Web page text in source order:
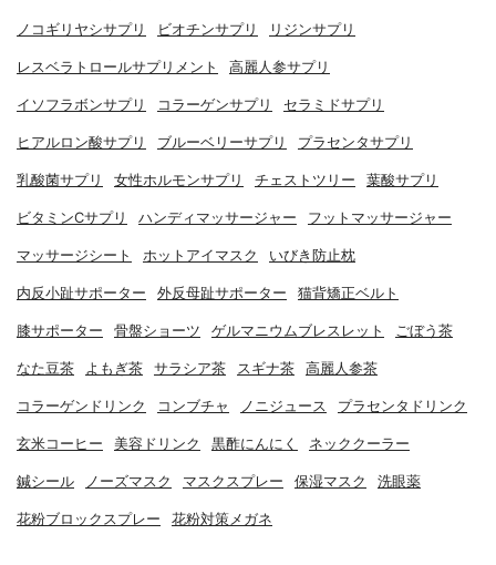
ノコギリヤシサプリ ビオチンサプリ リジンサプリ
レスベラトロールサプリメント 高麗人参サプリ
イソフラボンサプリ コラーゲンサプリ セラミドサプリ
ヒアルロン酸サプリ ブルーベリーサプリ プラセンタサプリ
乳酸菌サプリ 女性ホルモンサプリ チェストツリー 葉酸サプリ
ビタミンCサプリ ハンディマッサージャー フットマッサージャー
マッサージシート ホットアイマスク いびき防止枕
内反小趾サポーター 外反母趾サポーター 猫背矯正ベルト
膝サポーター 骨盤ショーツ ゲルマニウムブレスレット ごぼう茶
なた豆茶 よもぎ茶 サラシア茶 スギナ茶 高麗人参茶
コラーゲンドリンク コンブチャ ノニジュース プラセンタドリンク
玄米コーヒー 美容ドリンク 黒酢にんにく ネッククーラー
鍼シール ノーズマスク マスクスプレー 保湿マスク 洗眼薬
花粉ブロックスプレー 花粉対策メガネ